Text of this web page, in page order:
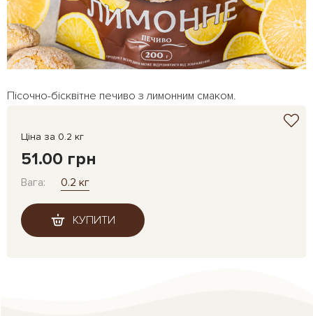
Пісочно-бісквітне печиво з лимонним смаком.
Ціна за 0.2 кг
51.00 грн
Вага: 0.2 кг
КУПИТИ